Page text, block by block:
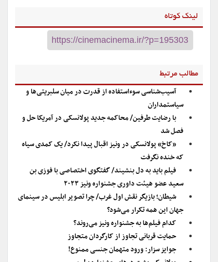
لینک کوتاه
مطالب مرتبط
آسیب‌شناسی سوءاستفاده از قدرت در میان سلبریتی‌ها و
سیاستمداران
با رضایت طرفین/ محاکمه جدید پولانسکی در آمریکا حل و
فصل شد
«کاخ» پولانسکی در ونیز اقبال پیدا نکرد/ یک کمدی سیاه
که خنده نگرفت
فیلم باید به دل بنشیند/ گفتگوی اختصاصی با فوزی بن
سعید عضو هیئت داوری جشنواره ونیز ۲۰۲۳
شیطان؛ بازیگر نقش اول غرب/ چرا تصویر ابلیس در سینمای
جهان این همه تکرار می‌شود؟
کدام فیلم‌ها به جشنواره ونیز می‌روند؟
حمایت قربانی تجاوز از کارگردان متجاوز
جوایز سزار: ورود متهمان جنسی ممنوع!